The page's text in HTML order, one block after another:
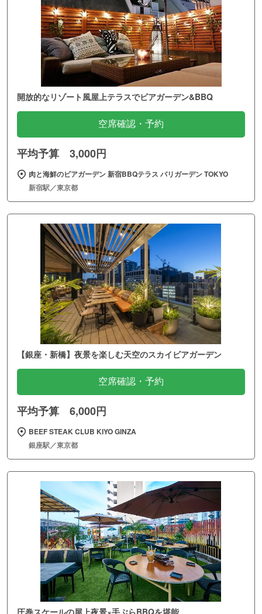
開放的なリゾート風屋上テラスでビアガーデン&BBQ
空席確認・予約
平均予算 3,000円
肉と海鮮のビアガーデン 新宿BBQテラス バリガーデン TOKYO
新宿駅／東京都
【銀座・新橋】夜景を楽しむ天空のスカイビアガーデン
空席確認・予約
平均予算 6,000円
BEEF STEAK CLUB KIYO GINZA
銀座駅／東京都
圧巻スケールの屋上夜景×手ぶらBBQを堪能